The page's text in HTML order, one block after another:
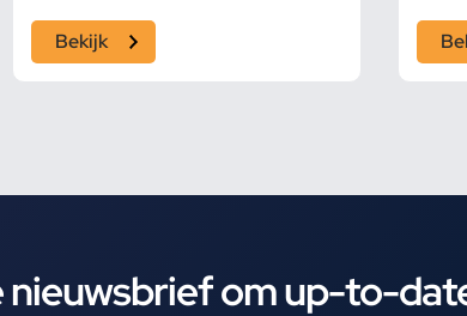
Bekijk
nieuwsbrief om up-to-